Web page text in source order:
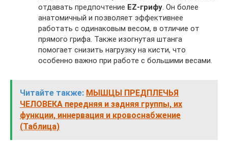
отдавать предпочтение EZ-грифу. Он более
анатомичный и позволяет эффективнее
работать с одинаковым весом, в отличие от
прямого грифа. Также изогнутая штанга
помогает снизить нагрузку на кисти, что
особенно важно при работе с большими весами.
Читайте также: МЫШЦЫ ПРЕДПЛЕЧЬЯ
ЧЕЛОВЕКА передняя и задняя группы, их
функции, иннервация и кровоснабжение
(Таблица)